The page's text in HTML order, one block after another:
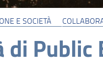
E SOCIETÀ
Public